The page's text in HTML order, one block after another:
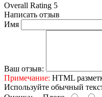
Overall Rating 5
Написать отзыв
Имя
Ваш отзыв:
Примечание: HTML
Используйте обычный